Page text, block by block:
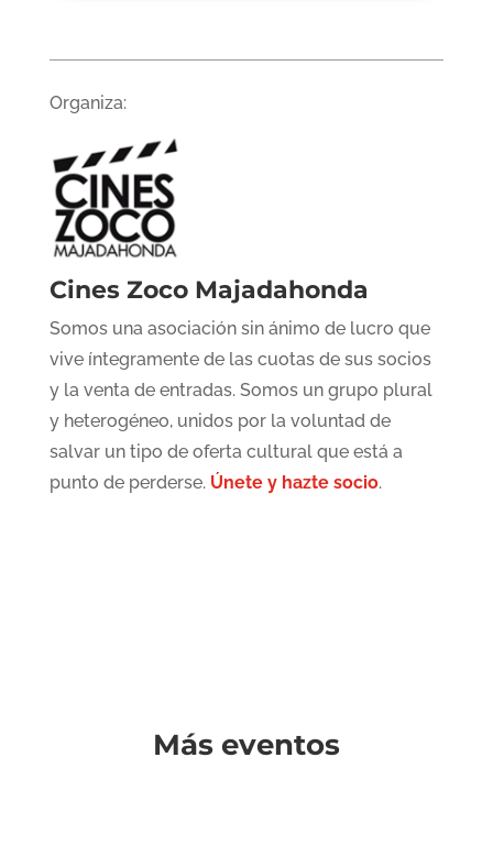
Organiza:
Cines Zoco Majadahonda
Somos una asociación sin ánimo de lucro que
vive íntegramente de las cuotas de sus socios
y la venta de entradas. Somos un grupo plural
y heterogéneo, unidos por la voluntad de
salvar un tipo de oferta cultural que está a
punto de perderse. Únete y hazte socio.
Más eventos